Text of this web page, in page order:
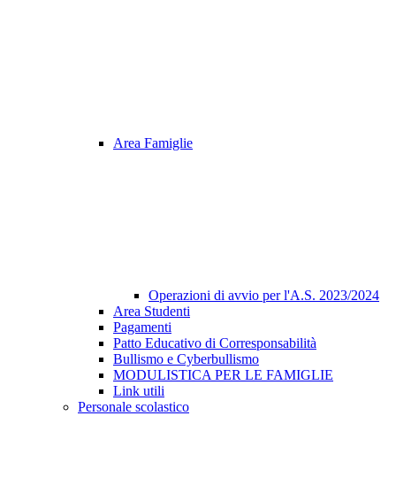
Area Famiglie
Operazioni di avvio per l'A.S. 2023/2024
Area Studenti
Pagamenti
Patto Educativo di Corresponsabilità
Bullismo e Cyberbullismo
MODULISTICA PER LE FAMIGLIE
Link utili
Personale scolastico